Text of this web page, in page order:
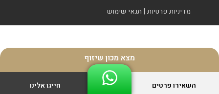
מדיניות פרטיות|תנאי שימוש
מצא מכון שיזוף
השאירו פרטים חייגו אלינו